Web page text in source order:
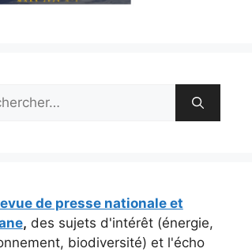
:
de presse nationale et
, des sujets d'intérêt (énergie,
biodiversité) et l'écho